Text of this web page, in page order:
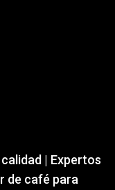
| Expertos
de café para